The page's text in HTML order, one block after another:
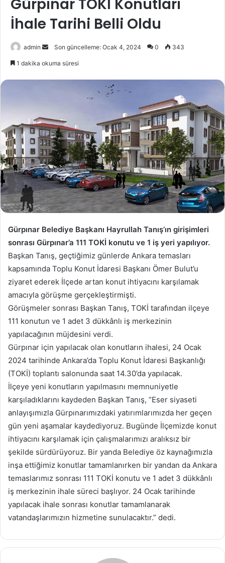
Gürpınar TOKİ Konutları
İhale Tarihi Belli Oldu
admin
BirSon güncelleme: Ocak 4, 2024 0 343
1 dakika okuma süresi
Gürpınar Belediye Başkanı Hayrullah Tanış’ın girişimleri
sonrası Gürpınar’a 111 TOKİ konutu ve 1 iş yeri yapılıyor.
Başkan Tanış, geçtiğimiz günlerde Ankara temasları
kapsamında Toplu Konut İdaresi Başkanı Ömer Bulut’u
ziyaret ederek İlçede artan konut ihtiyacını karşılamak
amacıyla görüşme gerçekleştirmişti.
Görüşmeler sonrası Başkan Tanış, TOKİ tarafından ilçeye
111 konutun ve 1 adet 3 dükkânlı iş merkezinin
yapılacağının müjdesini verdi.
Gürpınar için yapılacak olan konutların ihalesi, 24 Ocak
2024 tarihinde Ankara’da Toplu Konut İdaresi Başkanlığı
(TOKİ) toplantı salonunda saat 14.30’da yapılacak.
İlçeye yeni konutların yapılmasını memnuniyetle
karşıladıklarını kaydeden Başkan Tanış, “Eser siyaseti
anlayışımızla Gürpınarımızdaki yatırımlarımızda her geçen
gün yeni aşamalar kaydediyoruz. Bugünde İlçemizde konut
ihtiyacını karşılamak için çalışmalarımızı aralıksız bir
şekilde sürdürüyoruz. Bir yanda Belediye öz kaynağımızla
inşa ettiğimiz konutlar tamamlanırken bir yandan da Ankara
temaslarımız sonrası 111 TOKİ konutu ve 1 adet 3 dükkânlı
iş merkezinin ihale süreci başlıyor. 24 Ocak tarihinde
yapılacak ihale sonrası konutlar tamamlanarak
vatandaşlarımızın hizmetine sunulacaktır.” dedi.